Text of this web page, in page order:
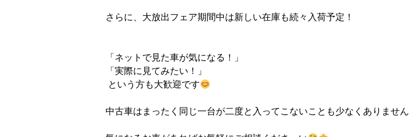
さらに、大放出フェア期間中は新しい在庫も続々入荷予定！
「ネットで見た車が気になる！」
「実際に見てみたい！」
という方も大歓迎です
中古車はまったく同じ一台が二度と入ってこないことも少なくありません